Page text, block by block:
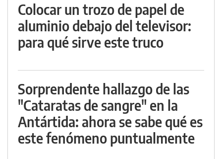
Colocar un trozo de papel de
aluminio debajo del televisor:
para qué sirve este truco
Sorprendente hallazgo de las
"Cataratas de sangre" en la
Antártida: ahora se sabe qué es
este fenómeno puntualmente